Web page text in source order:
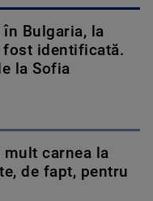
în Bulgaria, la
fost identificată.
la Sofia
mult carnea la
de fapt, pentru